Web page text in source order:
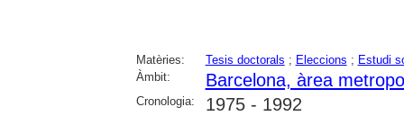
Matèries: Tesis doctorals ; Eleccions ; Estudi
Àmbit:
Barcelona, àrea
Cronologia: 1975 - 1992